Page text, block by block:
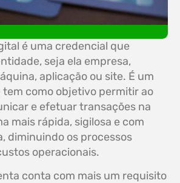
é uma credencial que
seja ela empresa,
aplicação ou site. É um
como objetivo permitir ao
e efetuar transações na
mais rápida, sigilosa e com
diminuindo os processos
operacionais.
conta com mais um requisito